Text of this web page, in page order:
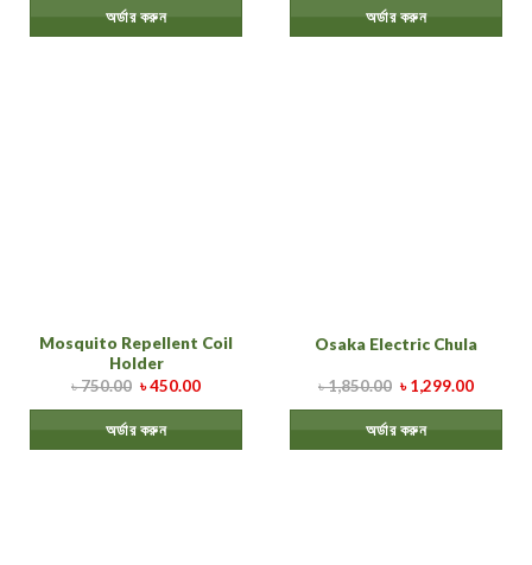
অর্ডার করুন অর্ডার করুন
Mosquito Repellent Coil
Holder
৳750.00 ৳450.00
অর্ডার করুন
Osaka Electric Chula
৳1,850.00 ৳1,299.00
অর্ডার করুন